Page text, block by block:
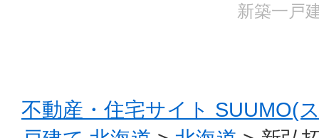
新築一戸
不動産・住宅サイト SUUMO(